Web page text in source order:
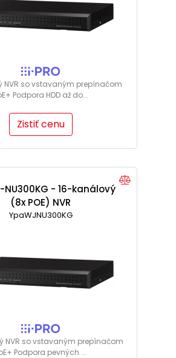
NVR so vstavaným prepínačom
Podpora HDD až do...
Zistiť cenu
NU300KG - 16-kanálový
(8x POE) NVR
YpaWJNU300KG
NVR so vstavaným prepínačom
Podpora pevných ...